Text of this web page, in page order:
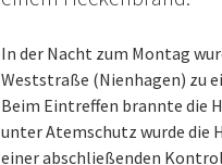
In der Nacht zum Montag
Weststraße (Nienhagen) zu
Beim Eintreffen brannte die
unter Atemschutz wurde die
einer abschließenden